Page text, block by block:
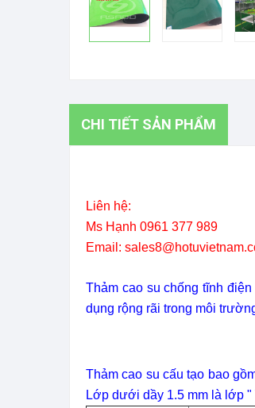
CHI TIẾT SẢN PHẨM
Liên hệ:
Ms Hạnh 0961 377 989
Email:
Thảm cao su chống tĩnh
dụng rộng rãi trong môi
Thảm cao su cấu tạo bao
Lớp dưới dầy 1.5 mm là lớp